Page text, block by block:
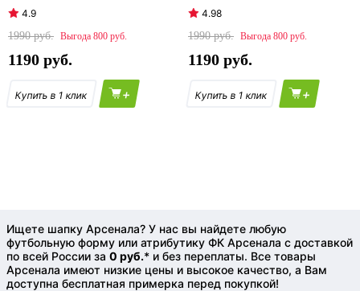
4.9
1990
800
1190
+
4.98
1990
800
1190
+
Ищете шапку Арсенала? У нас вы найдете любую
футбольную форму или атрибутику ФК Арсенала с доставкой
по всей России за 0 руб.* и без переплаты. Все товары
Арсенала имеют низкие цены и высокое качество, а Вам
доступна бесплатная примерка перед покупкой!